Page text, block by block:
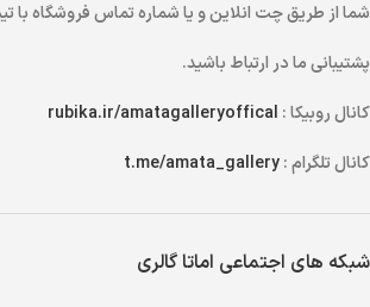
شما از طریقچت انلاینو یاشماره تماسفروشگاه با
پشتیبانی ما در ارتباط باشید.
کانال روبیکا : rubika.ir/amatagalleryoffical
کانال تلگرام :t.me/amata_gallery
شبکه های اجتماعی اماتا گالری